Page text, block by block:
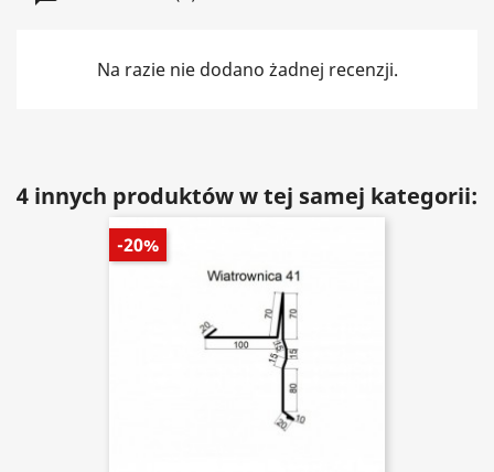
Na razie nie dodano żadnej recenzji.
4 innych produktów w tej samej kategorii:
-20%